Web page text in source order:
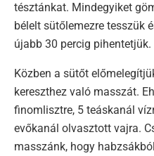
tésztánkat. Mindegyiket
bélelt sütőlemezre tesszük
újabb 30 percig pihentetjük.
Közben a sütőt
kereszthez való masszát.
finomlisztre, 5 teáskanál
evőkanál olvasztott vajra.
masszánk, hogy